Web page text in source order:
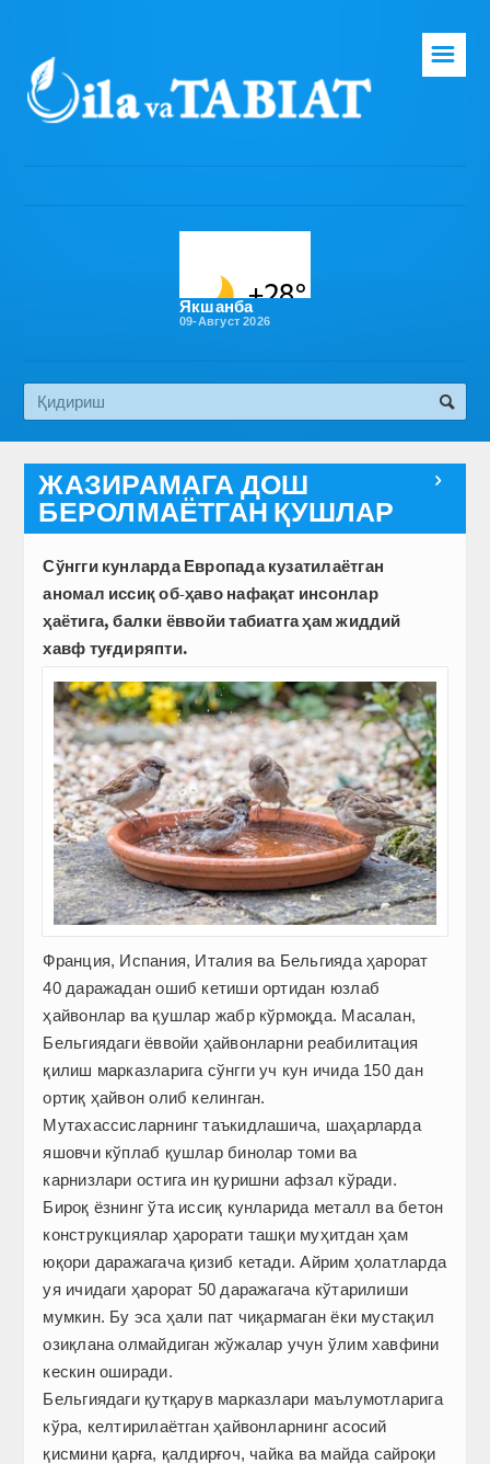
Бош саҳифа
Эко медиа
☰
Якшанба
09-Август 2026

ЖАЗИРАМАГА ДОШ
БЕРОЛМАЁТГАН ҚУШЛАР
Сўнгги кунларда Европада кузатилаётган
аномал иссиқ об-ҳаво нафақат инсонлар
ҳаётига, балки ёввойи табиатга ҳам жиддий
хавф туғдир­япти.
Франция, Испания, Италия ва Бельгияда ҳарорат
40 даражадан ошиб кетиши ортидан юзлаб
ҳайвонлар ва қушлар жабр кўрмоқда. Масалан,
Бельгия­даги ёввойи ҳайвонларни реабилитация
қилиш марказларига сўнгги уч кун ичида 150 дан
ортиқ ҳайвон олиб келинган.
Мутахассисларнинг таъкидлашича, шаҳарларда
яшовчи кўплаб қушлар бинолар томи ва
карнизлари остига ин қуришни афзал кўради.
Бироқ ёзнинг ўта иссиқ кунларида металл ва бетон
конструкциялар ҳарорати ташқи муҳитдан ҳам
юқори даражагача қизиб кетади. Айрим ҳолатларда
уя ичидаги ҳарорат 50 даражагача кўтарилиши
мумкин. Бу эса ҳали пат чиқармаган ёки мустақил
озиқлана олмайдиган жўжалар учун ўлим хавфини
кескин оширади.
Бельгиядаги қутқарув марказлари маълумотларига
кўра, келтирилаётган ҳайвонларнинг асосий
қисмини қарға, қалдирғоч, чайка ва майда сайроқи